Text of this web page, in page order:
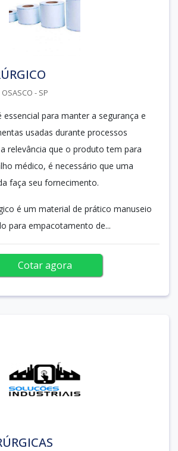
- SP
essencial para manter a segurança e
usadas durante processos
relevância que o produto tem para
médico, é necessário que uma
faça seu fornecimento.
é um material de prático manuseio
para empacotamento de...
Cotar agora